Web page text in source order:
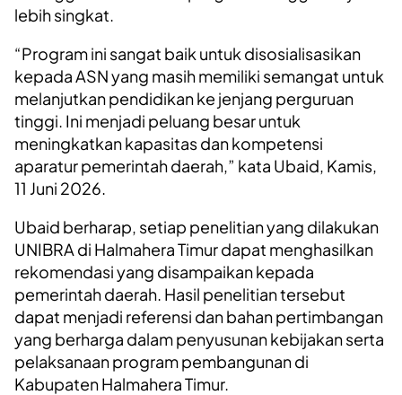
lebih singkat.
“Program ini sangat baik untuk disosialisasikan
kepada ASN yang masih memiliki semangat untuk
melanjutkan pendidikan ke jenjang perguruan
tinggi. Ini menjadi peluang besar untuk
meningkatkan kapasitas dan kompetensi
aparatur pemerintah daerah,” kata Ubaid, Kamis,
11 Juni 2026.
Ubaid berharap, setiap penelitian yang dilakukan
UNIBRA di Halmahera Timur dapat menghasilkan
rekomendasi yang disampaikan kepada
pemerintah daerah. Hasil penelitian tersebut
dapat menjadi referensi dan bahan pertimbangan
yang berharga dalam penyusunan kebijakan serta
pelaksanaan program pembangunan di
Kabupaten Halmahera Timur.